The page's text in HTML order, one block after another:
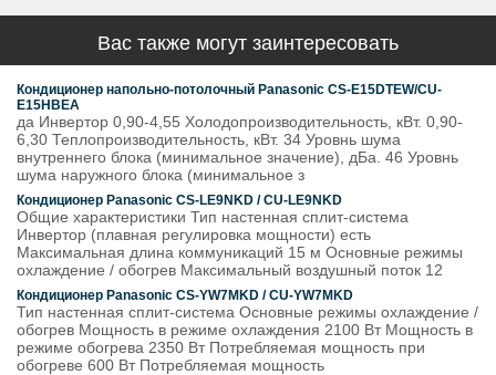
Вас также могут заинтересовать
Кондиционер напольно-потолочный Panasonic CS-E15DTEW/CU-
E15HBEA
да Инвертор 0,90-4,55 Холодопроизводительность, кВт. 0,90-
6,30 Теплопроизводительность, кВт. 34 Уровнь шума
внутреннего блока (минимальное значение), дБа. 46 Уровнь
шума наружного блока (минимальное з
Кондиционер Panasonic CS-LE9NKD / CU-LE9NKD
Общие характеристики Тип настенная сплит-система
Инвертор (плавная регулировка мощности) есть
Максимальная длина коммуникаций 15 м Основные режимы
охлаждение / обогрев Максимальный воздушный поток 12
Кондиционер Panasonic CS-YW7MKD / CU-YW7MKD
Тип настенная сплит-система Основные режимы охлаждение /
обогрев Мощность в режиме охлаждения 2100 Вт Мощность в
режиме обогрева 2350 Вт Потребляемая мощность при
обогреве 600 Вт Потребляемая мощность